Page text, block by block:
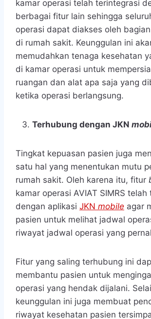
kamar operasi telah terintegrasi
berbagai fitur lain sehingga
operasi dapat diakses oleh
di rumah sakit. Keunggulan ini
memudahkan tenaga kesehatan
di kamar operasi untuk
ruangan dan alat apa saja yang
ketika operasi berlangsung.
Terhubung dengan JKN
Tingkat kepuasan pasien juga
satu hal yang menentukan mutu
rumah sakit. Oleh karena itu, fitur
kamar operasi AVIAT SIMRS
dengan aplikasi JKN mobile agar
pasien untuk melihat jadwal
riwayat jadwal operasi yang
Fitur yang saling terhubung ini
membantu pasien untuk
operasi yang hendak dijalani.
keunggulan ini juga membuat
riwayat kesehatan pasien